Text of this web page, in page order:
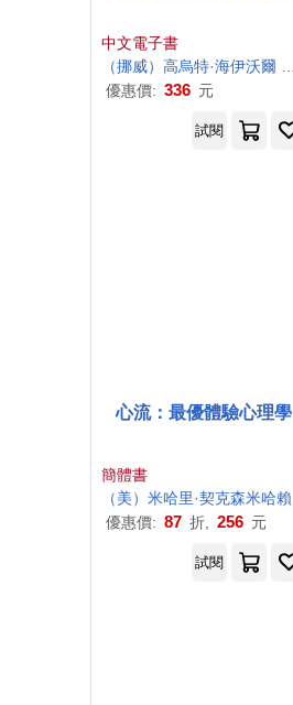
中文電子書
（挪威）高烏特·海伊沃爾
優惠價: 336 元
試閱
心流：最優體驗心理學
簡體書
（美）米哈里·契克森米哈賴
優惠價: 87 折, 256 元
試閱